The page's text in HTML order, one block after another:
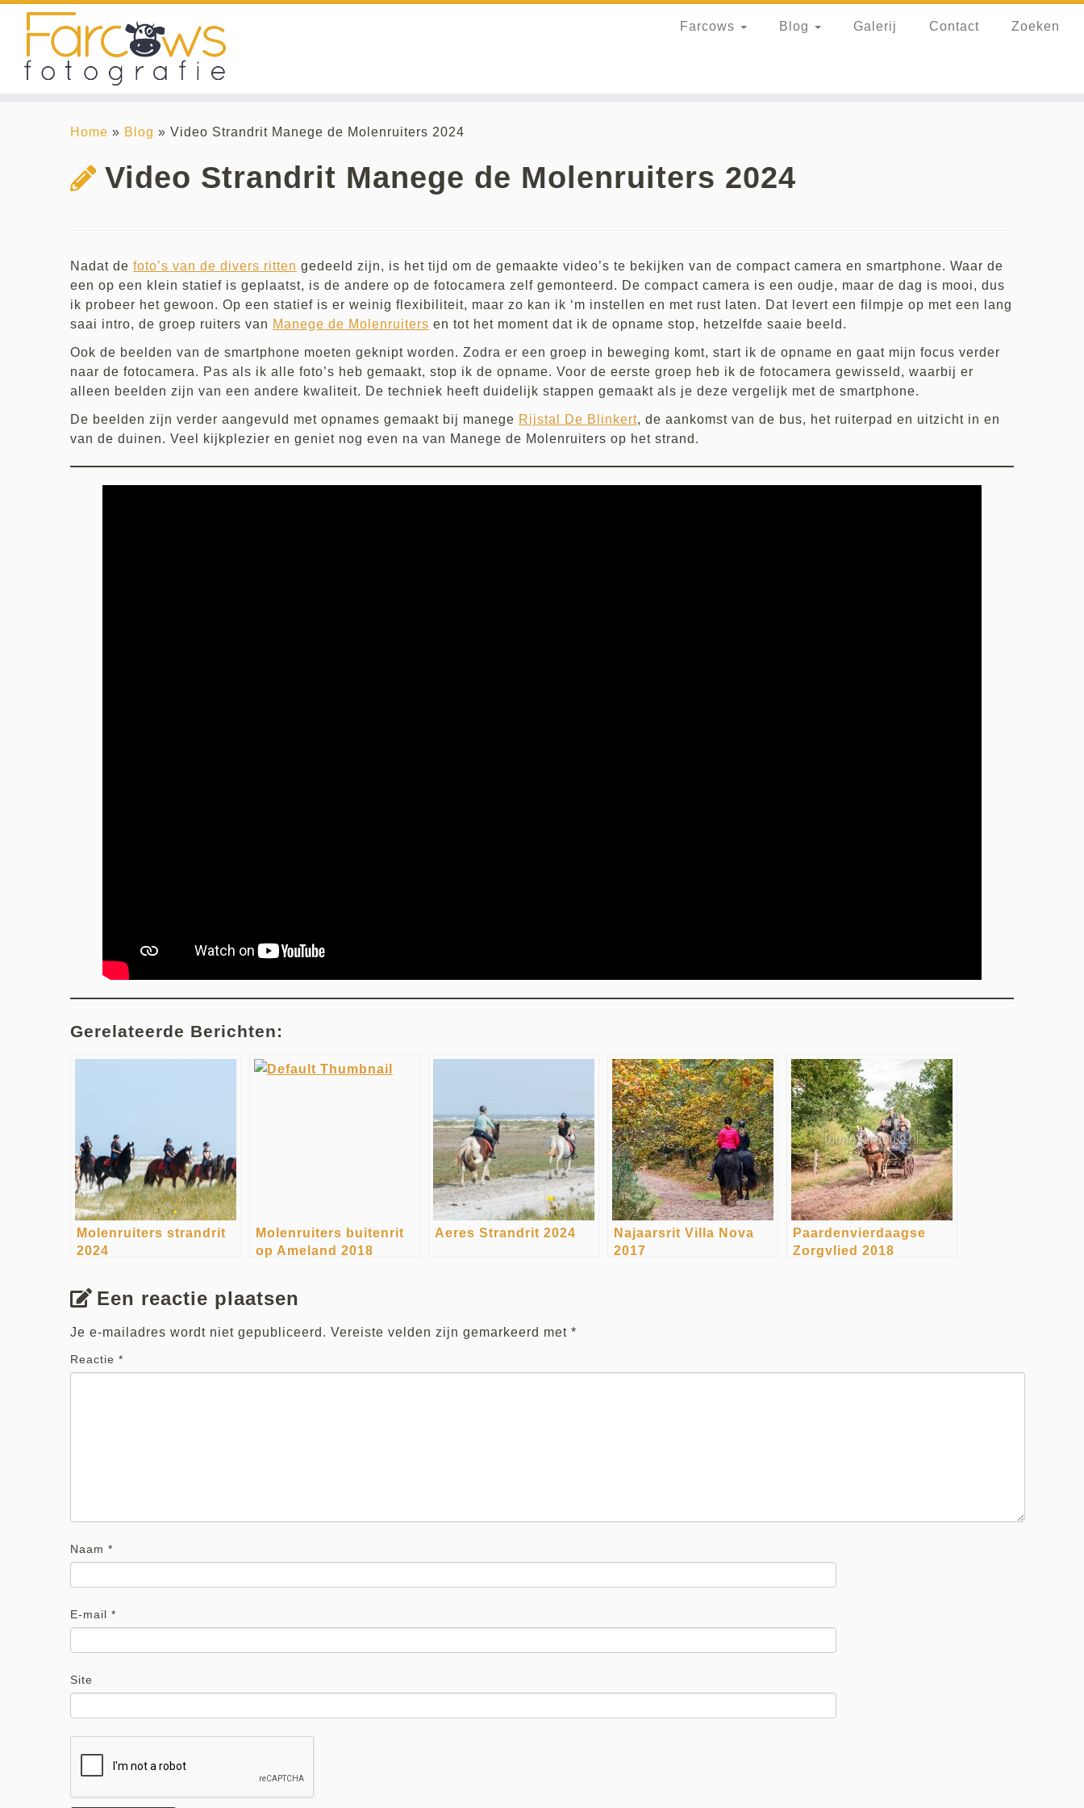
Farcows Blog Galerij Contact Zoeken
Home » Blog » Video Strandrit Manege de Molenruiters 2024
Video Strandrit Manege de Molenruiters 2024
Nadat de foto’s van de divers ritten gedeeld zijn, is het tijd om de gemaakte video’s te bekijken van de compact camera en smartphone. Waar de
een op een klein statief is geplaatst, is de andere op de fotocamera zelf gemonteerd. De compact camera is een oudje, maar de dag is mooi, dus
ik probeer het gewoon. Op een statief is er weinig flexibiliteit, maar zo kan ik ‘m instellen en met rust laten. Dat levert een filmpje op met een lang
saai intro, de groep ruiters van Manege de Molenruiters en tot het moment dat ik de opname stop, hetzelfde saaie beeld.
Ook de beelden van de smartphone moeten geknipt worden. Zodra er een groep in beweging komt, start ik de opname en gaat mijn focus verder
naar de fotocamera. Pas als ik alle foto’s heb gemaakt, stop ik de opname. Voor de eerste groep heb ik de fotocamera gewisseld, waarbij er
alleen beelden zijn van een andere kwaliteit. De techniek heeft duidelijk stappen gemaakt als je deze vergelijk met de smartphone.
De beelden zijn verder aangevuld met opnames gemaakt bij manege Rijstal De Blinkert, de aankomst van de bus, het ruiterpad en uitzicht in en
van de duinen. Veel kijkplezier en geniet nog even na van Manege de Molenruiters op het strand.
Gerelateerde Berichten:
Molenruiters strandrit
2024
Molenruiters buitenrit
op Ameland 2018
Aeres Strandrit 2024
Najaarsrit Villa Nova
2017
Paardenvierdaagse
Zorgvlied 2018
Een reactie plaatsen
Je e-mailadres wordt niet gepubliceerd. Vereiste velden zijn gemarkeerd met *
Reactie *
Naam *
E-mail *
Site